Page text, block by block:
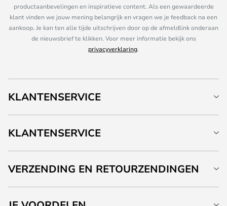
productaanbevelingen en inspiratieve content. Als een gewaardeerde
klant vinden we jouw mening belangrijk en vragen we je feedback na een
aankoop. Je kan ten alle tijde uitschrijven door op de afmeldlink onderaan
de nieuwsbrief te klikken. Voor meer informatie bekijk ons
privacyverklaring.
KLANTENSERVICE
KLANTENSERVICE
VERZENDING EN RETOURZENDINGEN